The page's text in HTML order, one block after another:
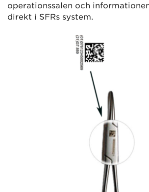
operationssalen och
direkt i SFRs system.